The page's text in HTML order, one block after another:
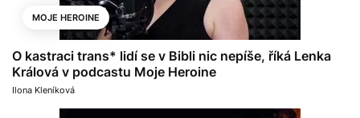
MOJE HEROINE
O kastraci trans* lidí se v Bibli nic nepíše, říká Lenka
Králová v podcastu Moje Heroine
Ilona Kleníková